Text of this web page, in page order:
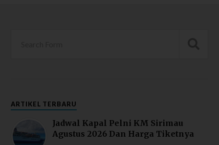
ARTIKEL TERBARU
Jadwal Kapal Pelni KM Sirimau
Agustus 2026 Dan Harga Tiketnya